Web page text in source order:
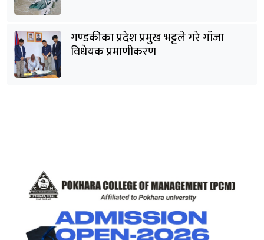
गण्डकीका प्रदेश प्रमुख भट्टले गरे गाँजा
विधेयक प्रमाणीकरण